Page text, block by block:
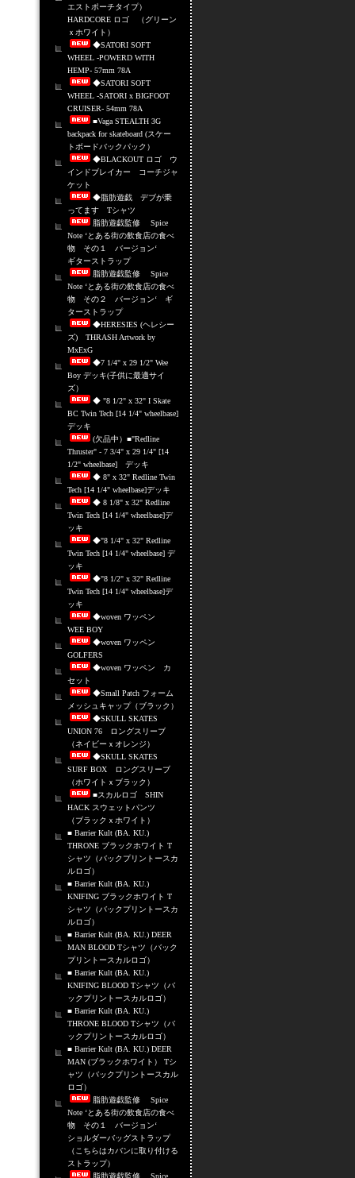
エストポーチタイプ）
HARDCORE ロゴ （グリーン
ｘホワイト）
◆SATORI SOFT
WHEEL -POWERD WITH
HEMP- 57mm 78A
◆SATORI SOFT
WHEEL -SATORI x BIGFOOT
CRUISER- 54mm 78A
■Vaga STEALTH 3G
backpack for skateboard (スケー
トボードバックパック）
◆BLACKOUT ロゴ ウ
インドブレイカー コーチジャ
ケット
◆脂肪遊戯 デブが乗
ってます Tシャツ
脂肪遊戯監修 Spice
Note ‘とある街の飲食店の食べ
物 その１ バージョン‘
ギターストラップ
脂肪遊戯監修 Spice
Note ‘とある街の飲食店の食べ
物 その２ バージョン‘ ギ
ターストラップ
◆HERESIES (ヘレシー
ズ) THRASH Artwork by
MxExG
◆7 1/4" x 29 1/2" Wee
Boy デッキ(子供に最適サイ
ズ）
◆ "8 1/2" x 32" I Skate
BC Twin Tech [14 1/4" wheelbase]
デッキ
(欠品中）■"Redline
Thruster" - 7 3/4" x 29 1/4" [14
1/2" wheelbase] デッキ
◆ 8" x 32" Redline Twin
Tech [14 1/4" wheelbase]デッキ
◆ 8 1/8" x 32" Redline
Twin Tech [14 1/4" wheelbase]デ
ッキ
◆"8 1/4" x 32" Redline
Twin Tech [14 1/4" wheelbase] デ
ッキ
◆"8 1/2" x 32" Redline
Twin Tech [14 1/4" wheelbase]デ
ッキ
◆woven ワッペン
WEE BOY
◆woven ワッペン
GOLFERS
◆woven ワッペン カ
セット
◆Small Patch フォーム
メッシュキャップ（ブラック）
◆SKULL SKATES
UNION 76 ロングスリーブ
（ネイビーｘオレンジ）
◆SKULL SKATES
SURF BOX ロングスリーブ
（ホワイトｘブラック）
■スカルロゴ SHIN
HACK スウェットパンツ
（ブラックｘホワイト）
■ Barrier Kult (BA. KU.)
THRONE ブラックホワイト T
シャツ（バックプリントースカ
ルロゴ）
■ Barrier Kult (BA. KU.)
KNIFING ブラックホワイト T
シャツ（バックプリントースカ
ルロゴ）
■ Barrier Kult (BA. KU.) DEER
MAN BLOOD Tシャツ（バック
プリントースカルロゴ）
■ Barrier Kult (BA. KU.)
KNIFING BLOOD Tシャツ（バ
ックプリントースカルロゴ）
■ Barrier Kult (BA. KU.)
THRONE BLOOD Tシャツ（バ
ックプリントースカルロゴ）
■ Barrier Kult (BA. KU.) DEER
MAN (ブラックホワイト） Tシ
ャツ（バックプリントースカル
ロゴ）
脂肪遊戯監修 Spice
Note ‘とある街の飲食店の食べ
物 その１ バージョン‘
ショルダーバッグストラップ
（こちらはカバンに取り付ける
ストラップ）
脂肪遊戯監修 Spice